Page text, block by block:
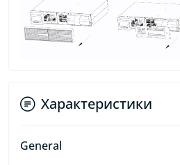
Характеристики
General